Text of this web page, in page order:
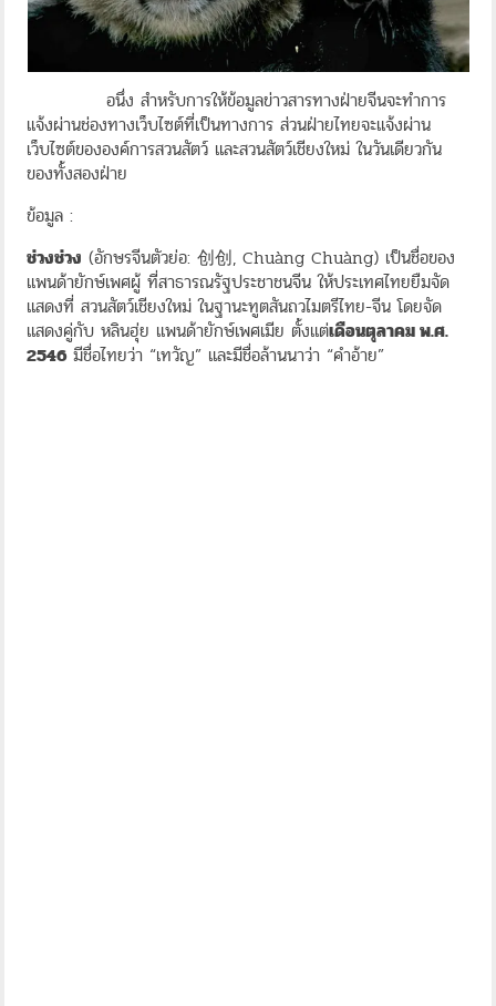
อนึ่ง สำหรับการให้ข้อมูลข่าวสารทางฝ่ายจีนจะทำการ
แจ้งผ่านช่องทางเว็บไซต์ที่เป็นทางการ ส่วนฝ่ายไทยจะแจ้งผ่าน
เว็บไซต์ขององค์การสวนสัตว์ และสวนสัตว์เชียงใหม่ ในวันเดียวกัน
ของทั้งสองฝ่าย
ข้อมูล :
ช่วงช่วง (อักษรจีนตัวย่อ: 创创, Chuàng Chuàng) เป็นชื่อของ
แพนด้ายักษ์เพศผู้ ที่สาธารณรัฐประชาชนจีน ให้ประเทศไทยยืมจัด
แสดงที่ สวนสัตว์เชียงใหม่ ในฐานะทูตสันถวไมตรีไทย-จีน โดยจัด
แสดงคู่กับ หลินฮุ่ย แพนด้ายักษ์เพศเมีย ตั้งแต่เดือนตุลาคม พ.ศ.
2546มีชื่อไทยว่า “เทวัญ” และมีชื่อล้านนาว่า “คำอ้าย”